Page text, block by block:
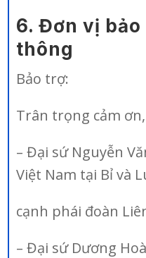
6. Đơn vị
thông
Bảo trợ:
Trân trọng cảm ơn,
– Đại sứ Nguyễn
Việt Nam tại Bỉ và
cạnh phái đoàn
– Đại sứ Dương